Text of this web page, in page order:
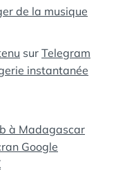
de la musique
sur Telegram
instantanée
à Madagascar
Google